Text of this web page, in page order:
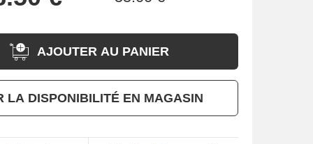
AJOUTER AU PANIER
LA DISPONIBILITÉ EN MAGASIN